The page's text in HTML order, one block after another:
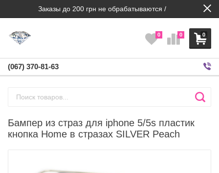
Заказы до 200 грн не обрабатываются /
0
0 0
(067) 370-81-63
Бампер из страз для iphone 5/5s пластик
кнопка Home в стразах SILVER Peach